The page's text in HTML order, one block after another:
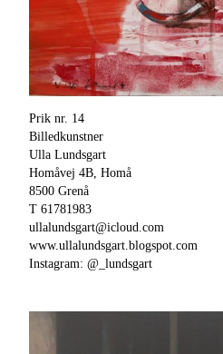
Prik nr. 14
Billedkunstner
Ulla Lundsgart
Homåvej 4B, Homå
8500 Grenå
T 61781983
ullalundsgart@icloud.com
www.ullalundsgart.blogspot.com
Instagram: @_lundsgart